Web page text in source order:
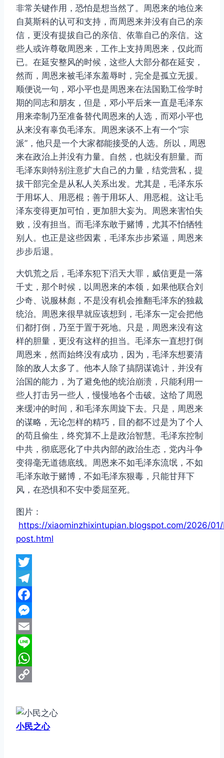
非常关键作用，恐怕是想当然了。周恩来的地位来
自莫斯科的认可和支持，而周恩来并没有自己的亲
信，更没有提拔自己的亲信、依靠自己的亲信。这
些人或许尊敬周恩来，工作上支持周恩来，仅此而
已。在延安整风的时候，这些人大部分都在延安，
然而，周恩来被毛泽东羞辱时，完全是孤立无援。
顺便说一句，邓小平也是周恩来在法国勤工俭学时
期的同志和朋友，但是，邓小平后来一直是毛泽东
用来牵制乃至准备替代周恩来的人选，而邓小平也
从来没有辜负毛泽东。周恩来谈不上有一个“宗
派”，他只是一个大家都能接受的人选。所以，周恩
来在政治上并没有力量。自然，也就没有胆量。而
毛泽东则特别注意扩大自己的力量，结党营私，提
拔干部完全是从私人关系出发。尤其是，毛泽东乐
于用坏人、用恶棍；善于用坏人、用恶棍。这让毛
泽东变得更加可怕，更加胆大妄为。周恩来害怕失
败，没有担当。而毛泽东敢于赌博，尤其不怕牺牲
别人。也正是这些因素，毛泽东步步紧逼，周恩来
步步后退。
大饥荒之后，毛泽东犯下滔天大罪，威信更是一落
千丈，那个时候，以周恩来的本领，如果他联合刘
少奇、说服林彪，不是没有机会推翻毛泽东的独裁
统治。周恩来很早就应该想到，毛泽东一定会把他
们都打倒，乃至于置于死地。只是，周恩来没有这
样的胆量，更没有这样的担当。毛泽东一直想打倒
周恩来，然而始终没有成功，因为，毛泽东想要清
除的敌人太多了。他本人除了搞阴谋诡计，并没有
治国的能力，为了避免他的统治崩溃，只能利用一
些人打击另一些人，慢慢地各个击破。这给了周恩
来缓冲的时间，和毛泽东周旋下去。只是，周恩来
的谋略，无论怎样的精巧，目的都不过是为了个人
的苟且偷生，终究算不上是政治智慧。毛泽东控制
中共，彻底恶化了中共内部的政治生态，党内斗争
变得毫无道德底线。周恩来不如毛泽东流氓，不如
毛泽东敢于赌博，不如毛泽东狠毒，只能甘拜下
风，在恐惧和不安中委屈至死。
图片：
https://xiaominzhixintupian.blogspot.com/2026/
post.html
Twitter
Telegram
Facebook
Messenger
Email
Line
WhatsApp
Link
小民之心